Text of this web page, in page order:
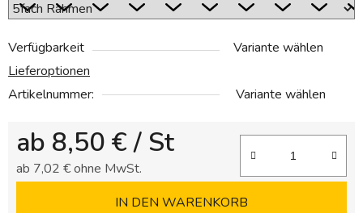
Verfügbarkeit
Variante wählen
Lieferoptionen
Artikelnummer:
Variante wählen
ab 8,50 € / St
ab 7,02 €ohne MwSt.
IN DEN WARENKORB